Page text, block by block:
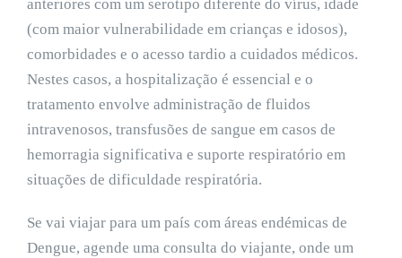
anteriores com um serotipo diferente do vírus, idade
(com maior vulnerabilidade em crianças e idosos),
comorbidades e o acesso tardio a cuidados médicos.
Nestes casos, a hospitalização é essencial e o
tratamento envolve administração de fluidos
intravenosos, transfusões de sangue em casos de
hemorragia significativa e suporte respiratório em
situações de dificuldade respiratória.
Se vai viajar para um país com áreas endémicas de
Dengue, agende uma consulta do viajante, onde um